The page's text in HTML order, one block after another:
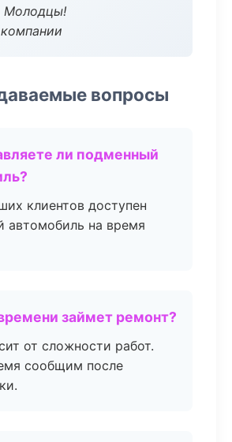
Молодцы!
вопросы
ли подменный
клиентов доступен
автомобиль на время
займет ремонт?
от сложности работ.
сообщим после